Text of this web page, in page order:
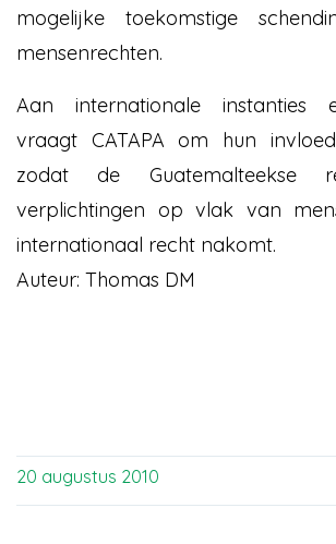
mogelijke toekomstige
mensenrechten.
Aan internationale instanties
vraagt CATAPA om hun
zodat de Guatemalteekse
verplichtingen op vlak van
internationaal recht nakomt.
Auteur: Thomas DM
20 augustus 2010